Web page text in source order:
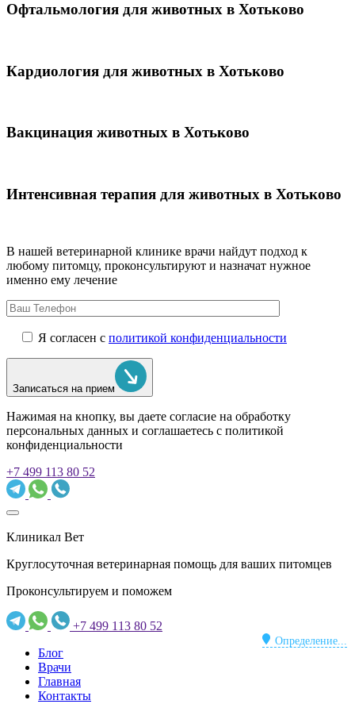
Офтальмология для животных в Хотьково
Кардиология для животных в Хотьково
Вакцинация животных в Хотьково
Интенсивная терапия для животных в Хотьково
В нашей ветеринарной клинике врачи найдут подход к
любому питомцу, проконсультируют и назначат нужное
именно ему лечение
Я согласен с политикой конфиденциальности
Записаться на прием
Нажимая на кнопку, вы даете согласие на обработку
персональных данных и соглашаетесь c политикой
конфиденциальности
+7 499 113 80 52
Клиникал Вет
Круглосуточная ветеринарная помощь для ваших питомцев
Проконсультируем и поможем
+7 499 113 80 52
Определение...
Блог
Врачи
Главная
Контакты